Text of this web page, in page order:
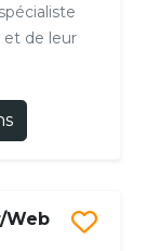
et de leur
Web